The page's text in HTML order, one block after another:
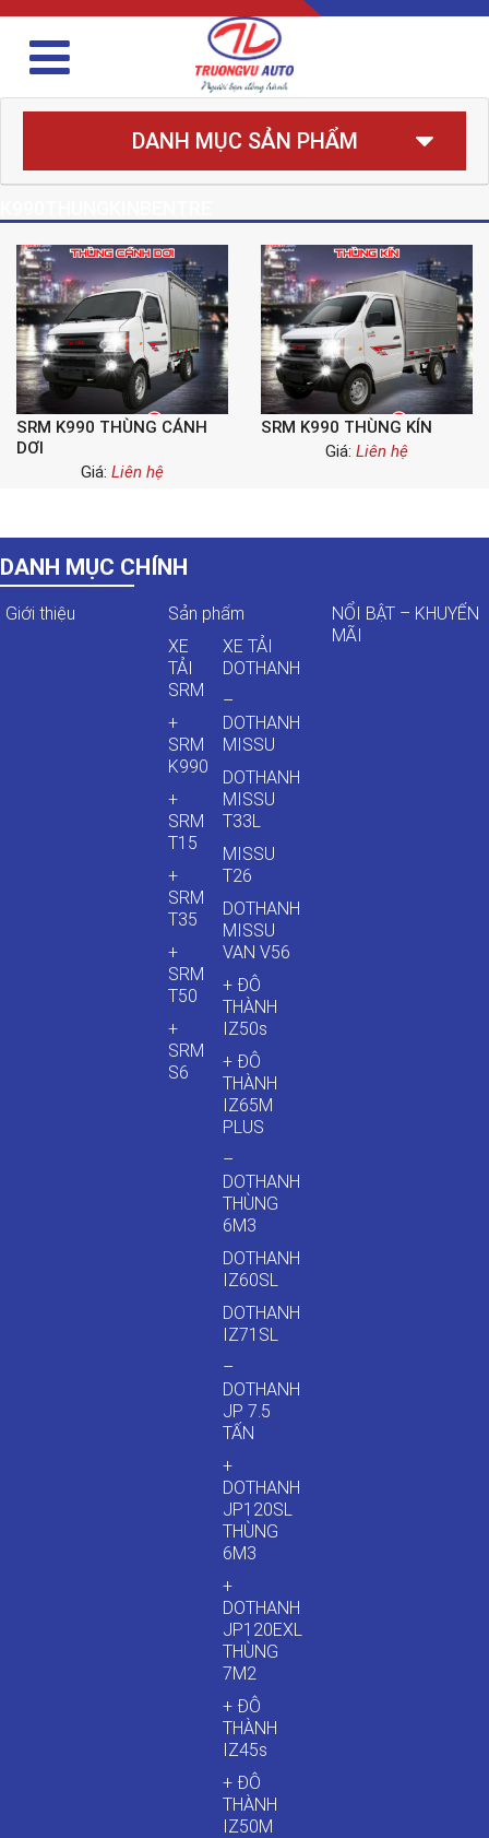
DANH MỤC SẢN PHẨM
SRM K990 THÙNG CÁNH
DƠI
Giá: Liên hệ
SRM K990 THÙNG KÍN
Giá: Liên hệ
DANH MỤC CHÍNH
Giới thiệu
Sản phẩm
XE
TẢI
SRM
+
SRM
K990
+
SRM
T15
+
SRM
T35
+
SRM
T50
+
SRM
S6
XE TẢI
DOTHANH
–
DOTHANH
MISSU
DOTHANH
MISSU
T33L
MISSU
T26
DOTHANH
MISSU
VAN V56
+ ĐÔ
THÀNH
IZ50s
+ ĐÔ
THÀNH
IZ65M
PLUS
–
DOTHANH
THÙNG
6M3
DOTHANH
IZ60SL
DOTHANH
IZ71SL
–
DOTHANH
JP 7.5
TẤN
+
DOTHANH
JP120SL
THÙNG
6M3
+
DOTHANH
JP120EXL
THÙNG
7M2
+ ĐÔ
THÀNH
IZ45s
+ ĐÔ
THÀNH
IZ50M
NỔI BẬT – KHUYẾN
MÃI